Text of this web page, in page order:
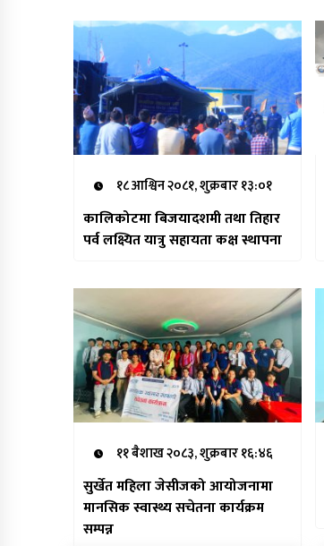
१८ आश्विन २०८१, शुक्रबार १३:०१
कालिकोटमा बिजयादशमी तथा तिहार
पर्व लक्ष्यित यात्रु सहायता कक्ष स्थापना
११ बैशाख २०८३, शुक्रबार १६:४६
सुर्खेत महिला जेसीजको आयोजनामा
मानसिक स्वास्थ्य सचेतना कार्यक्रम
सम्पन्न